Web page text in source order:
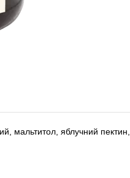
мальтитол, яблучний пектин,